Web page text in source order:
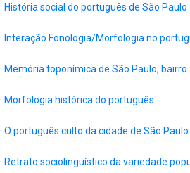
· História social do português de São Paulo
· Interação Fonologia/Morfologia no
· Memória toponímica de São Paulo, bairro
· Morfologia histórica do português
· O português culto da cidade de São Paulo
· Retrato sociolinguístico da variedade